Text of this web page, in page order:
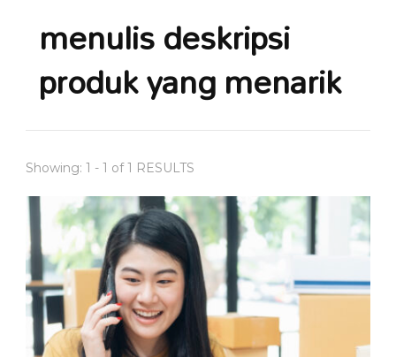
menulis deskripsi
produk yang menarik
Showing: 1 - 1 of 1 RESULTS